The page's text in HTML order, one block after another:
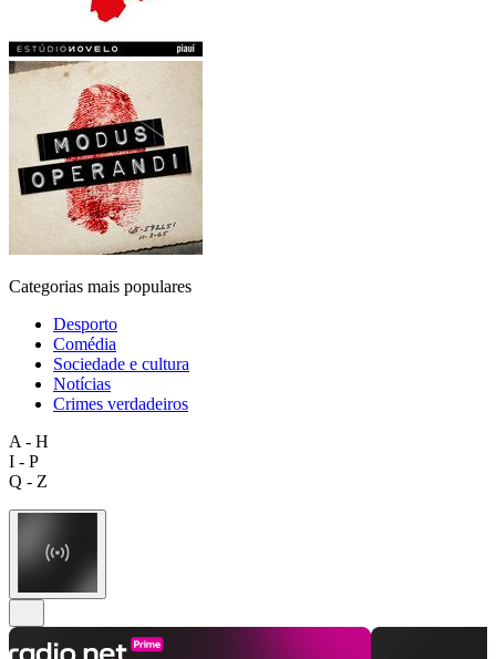
Categorias mais populares
Desporto
Comédia
Sociedade e cultura
Notícias
Crimes verdadeiros
A - H
I - P
Q - Z